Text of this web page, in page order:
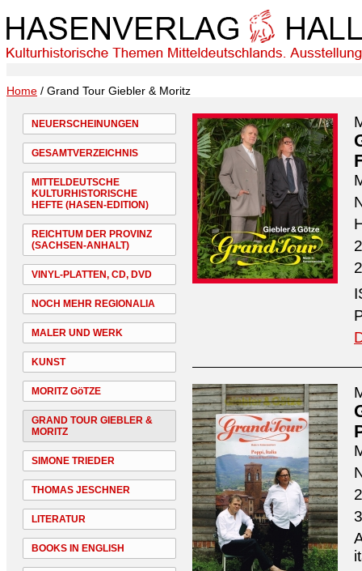
Home / Grand Tour Giebler & Moritz
NEUERSCHEINUNGEN
GESAMTVERZEICHNIS
MITTELDEUTSCHE
KULTURHISTORISCHE
HEFTE (HASEN-EDITION)
REICHTUM DER PROVINZ
(SACHSEN-ANHALT)
VINYL-PLATTEN, CD, DVD
NOCH MEHR REGIONALIA
MALER UND WERK
KUNST
MORITZ GöTZE
GRAND TOUR GIEBLER &
MORITZ
SIMONE TRIEDER
THOMAS JESCHNER
LITERATUR
BOOKS IN ENGLISH